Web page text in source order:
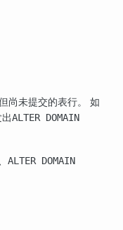
尚未提交的表行。 如
ALTER DOMAIN
ALTER DOMAIN